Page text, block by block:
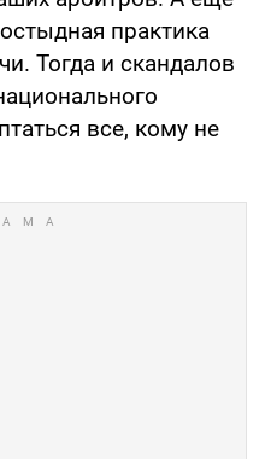
практика
Тогда и скандалов
все, кому не